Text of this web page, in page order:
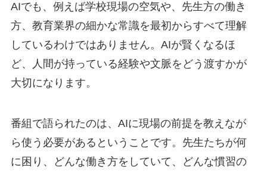
AIでも、例えば学校現場の空気や、先生方の働き
方、教育業界の細かな常識を最初からすべて理解
しているわけではありません。AIが賢くなるほ
ど、人間が持っている経験や文脈をどう渡すかが
大切になります。
番組で語られたのは、AIに現場の前提を教えなが
ら使う必要があるということです。先生たちが何
に困り、どんな働き方をしていて、どんな慣習の